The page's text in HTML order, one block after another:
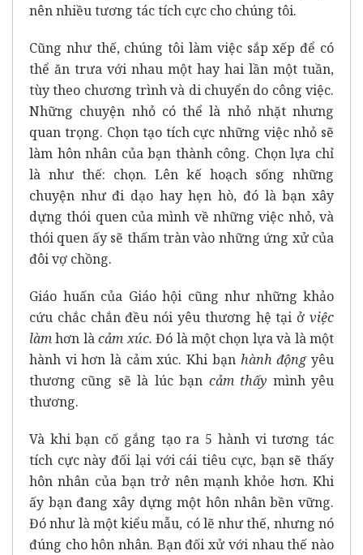
nên nhiều tương tác tích cực cho chúng tôi.
Cũng như thế, chúng tôi làm việc sắp xếp để có
thể ăn trưa với nhau một hay hai lần một tuần,
tùy theo chương trình và di chuyển do công việc.
Những chuyện nhỏ có thể là nhỏ nhặt nhưng
quan trọng. Chọn tạo tích cực những việc nhỏ sẽ
làm hôn nhân của bạn thành công. Chọn lựa chỉ
là như thế: chọn. Lên kế hoạch sống những
chuyện như đi dạo hay hẹn hò, đó là bạn xây
dựng thói quen của mình về những việc nhỏ, và
thói quen ấy sẽ thấm tràn vào những ứng xử của
đôi vợ chồng.
Giáo huấn của Giáo hội cũng như những khảo
cứu chắc chắn đều nói yêu thương hệ tại ở việc
làmhơn làcảm xúc. Đó là một chọn lựa và là một
hành vi hơn là cảm xúc. Khi bạn hành độngyêu
thương cũng sẽ là lúc bạn cảm thấy mình yêu
thương.
Và khi bạn cố gắng tạo ra 5 hành vi tương tác
tích cực này đối lại với cái tiêu cực, bạn sẽ thấy
hôn nhân của bạn trở nên mạnh khỏe hơn. Khi
ấy bạn đang xây dựng một hôn nhân bền vững.
Đó như là một kiểu mẫu, có lẽ như thế, nhưng nó
đúng cho hôn nhân. Bạn đối xử với nhau thế nào